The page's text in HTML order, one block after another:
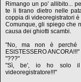
Rimango un po' allibito...
te li tirano dietro nelle
coppia di videoregistratori
Comunque, gli spiego che
causa dei ghiotti scambi.
"No, ma non è perché
ESISTESSERO ANCORA!!!"
"???"
"Sì, be', io ho solo il
videoregistratore!!!"